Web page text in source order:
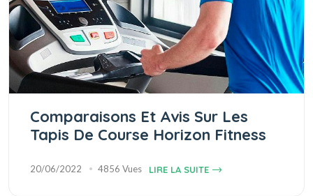
Comparaisons Et Avis Sur Les
Tapis De Course Horizon Fitness
20/06/2022 4856 Vues LIRE LA SUITE